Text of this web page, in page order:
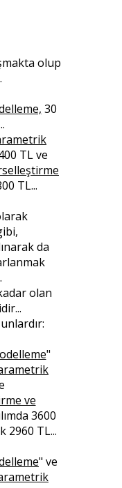
olup
30
TL ve
TL...
da
olan
"
ve
3600
2960 TL...
" ve